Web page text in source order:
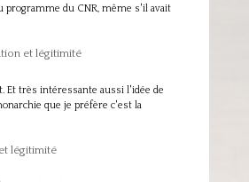
programme du CNR, même s'il avait
et légitimité
Et très intéressante aussi l'idée de
que je préfère c'est la
légitimité